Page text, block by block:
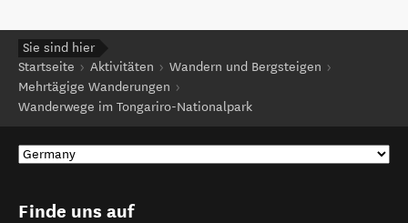
Sie sind hier
Startseite
Aktivitäten
Wandern und Bergsteigen
Mehrtägige Wanderungen
Wanderwege im Tongariro-Nationalpark
Finde uns auf